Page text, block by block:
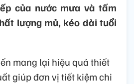
của nước mưa và tấm
lượng mủ, kéo dài tuổi
mang lại hiệu quả thiết
giúp đơn vị tiết kiệm chi